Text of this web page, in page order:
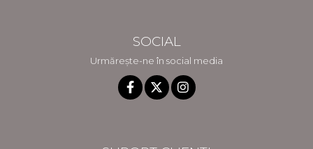
SOCIAL
Urmărește-ne în social media